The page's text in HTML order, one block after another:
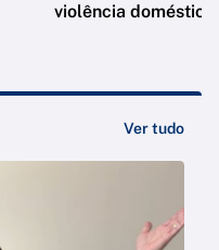
violência doméstica
Ver tudo